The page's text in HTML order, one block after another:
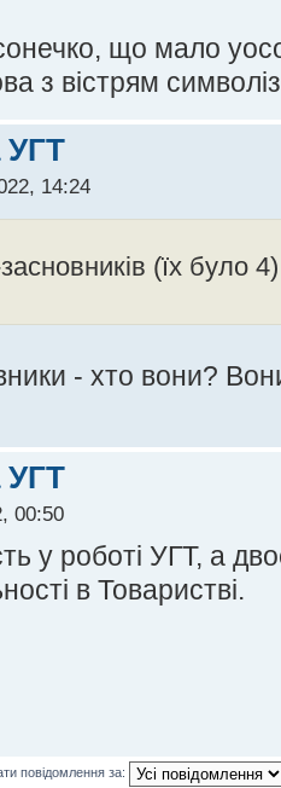
що мало
з вістрям
УГТ
14:24
(їх було
- хто вони?
УГТ
00:50
у роботі УГТ, а
в Товаристві.
повідомлення за: